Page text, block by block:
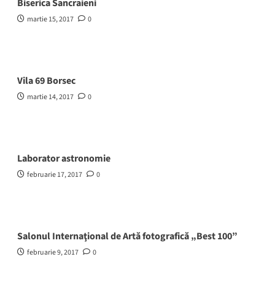
Biserica Sancraieni
martie 15, 2017 0
Vila 69 Borsec
martie 14, 2017 0
Laborator astronomie
februarie 17, 2017 0
Salonul Internaţional de Artă fotografică „Best 100”
februarie 9, 2017 0